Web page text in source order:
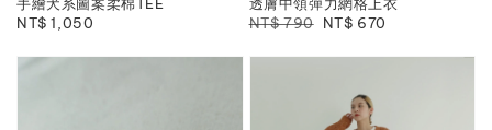
手繪犬系圖案柔棉TEE
Regular
NT$ 1,050
透膚中領彈力網格上衣
Regular
NT$ 790 Sale
NT$ 670